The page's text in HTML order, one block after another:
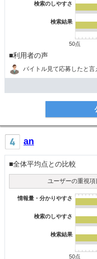
検索のしやすさ
検索結果
50点
■利用者の声
an
■全体平均点との比較
ユーザーの重視
情報量・分かりやすさ
検索のしやすさ
検索結果
50点